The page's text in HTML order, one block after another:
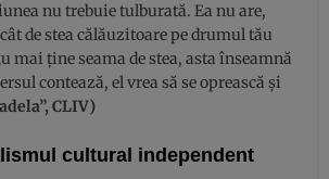
nu trebuie tulburată. Ea nu are,
de stea călăuzitoare pe drumul tău
mai ține seama de stea, asta înseamnă
contează, el vrea să se oprească și
CLIV)
cultural independent